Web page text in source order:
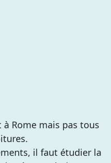
Rome mais pas tous
il faut étudier la